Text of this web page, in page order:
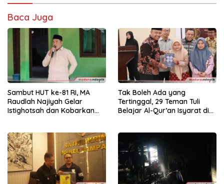
Baca Juga
Sambut HUT ke-81 RI, MA
Raudlah Najiyah Gelar
Istighotsah dan Kobarkan
Tak Boleh Ada yang
Tertinggal, 29 Teman Tuli
Belajar Al-Qur’an Isyarat di